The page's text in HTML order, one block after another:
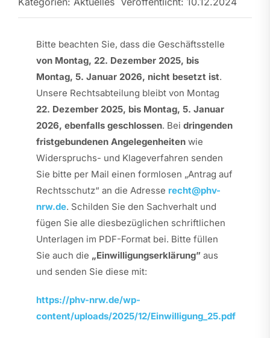
Bitte beachten Sie, dass die Geschäftsstelle
von Montag, 22. Dezember 2025, bis
Montag, 5. Januar 2026, nicht besetzt ist.
Unsere Rechtsabteilung bleibt von Montag
22. Dezember 2025, bis Montag, 5. Januar
2026, ebenfalls geschlossen. Bei dringenden
fristgebundenen Angelegenheitenwie
Widerspruchs- und Klageverfahren senden
Sie bitte per Mail einen formlosen „Antrag auf
Rechtsschutz“ an die Adresse recht@phv-
nrw.de. Schilden Sie den Sachverhalt und
fügen Sie alle diesbezüglichen schriftlichen
Unterlagen im PDF-Format bei. Bitte füllen
Sie auch die „Einwilligungserklärung”aus
und senden Sie diese mit:
https://phv-nrw.de/wp-
content/uploads/2025/12/Einwilligung_25.pdf